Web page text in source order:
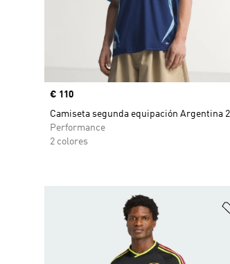
Precio
€ 110
Camiseta segunda equipación Argentina
Performance
2 colores